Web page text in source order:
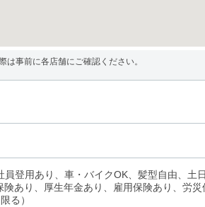
事前に各店舗にご確認ください。
登用あり、車・バイクOK、髪型自由、土
あり、厚生年金あり、雇用保険あり、労
る）